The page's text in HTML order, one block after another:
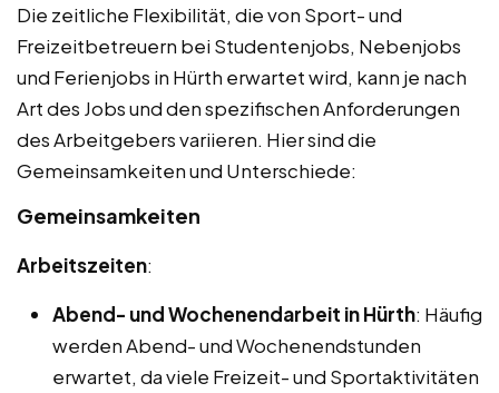
Die zeitliche Flexibilität, die von Sport- und
Freizeitbetreuern bei Studentenjobs, Nebenjobs
und Ferienjobs in Hürth erwartet wird, kann je nach
Art des Jobs und den spezifischen Anforderungen
des Arbeitgebers variieren. Hier sind die
Gemeinsamkeiten und Unterschiede:
Gemeinsamkeiten
Arbeitszeiten:
Abend- und Wochenendarbeit in Hürth: Häufig
werden Abend- und Wochenendstunden
erwartet, da viele Freizeit- und Sportaktivitäten